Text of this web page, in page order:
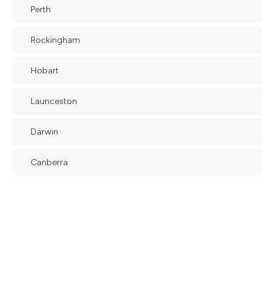
Perth
Rockingham
Hobart
Launceston
Darwin
Canberra